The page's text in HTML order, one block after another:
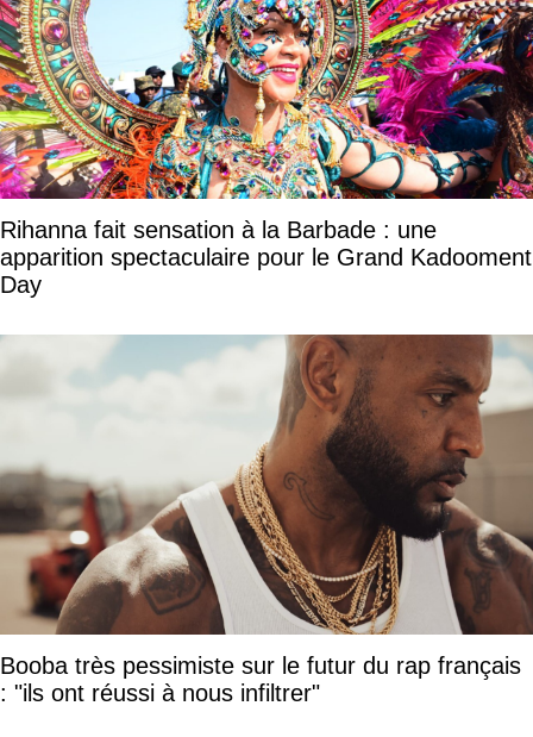
Rihanna fait sensation à la Barbade : une
apparition spectaculaire pour le Grand Kadooment
Day
Booba très pessimiste sur le futur du rap français
: "ils ont réussi à nous infiltrer"